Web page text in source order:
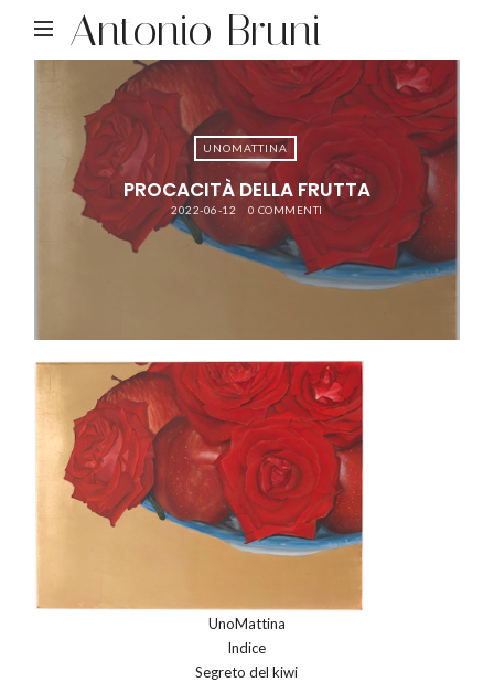
Antonio Bruni
UNOMATTINA
PROCACITÀ DELLA FRUTTA
2022-06-12 0 COMMENTI
UnoMattina
Indice
Segreto del kiwi